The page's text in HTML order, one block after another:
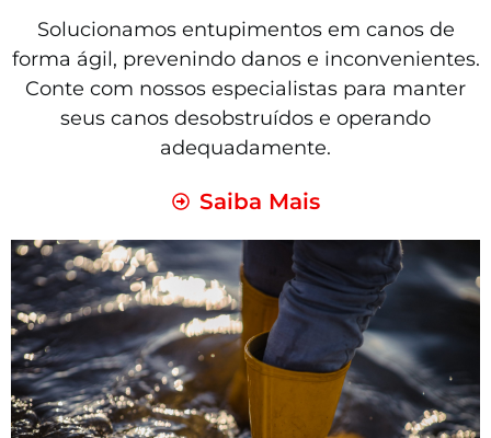
Solucionamos entupimentos em canos de
forma ágil, prevenindo danos e inconvenientes.
Conte com nossos especialistas para manter
seus canos desobstruídos e operando
adequadamente.
Saiba Mais